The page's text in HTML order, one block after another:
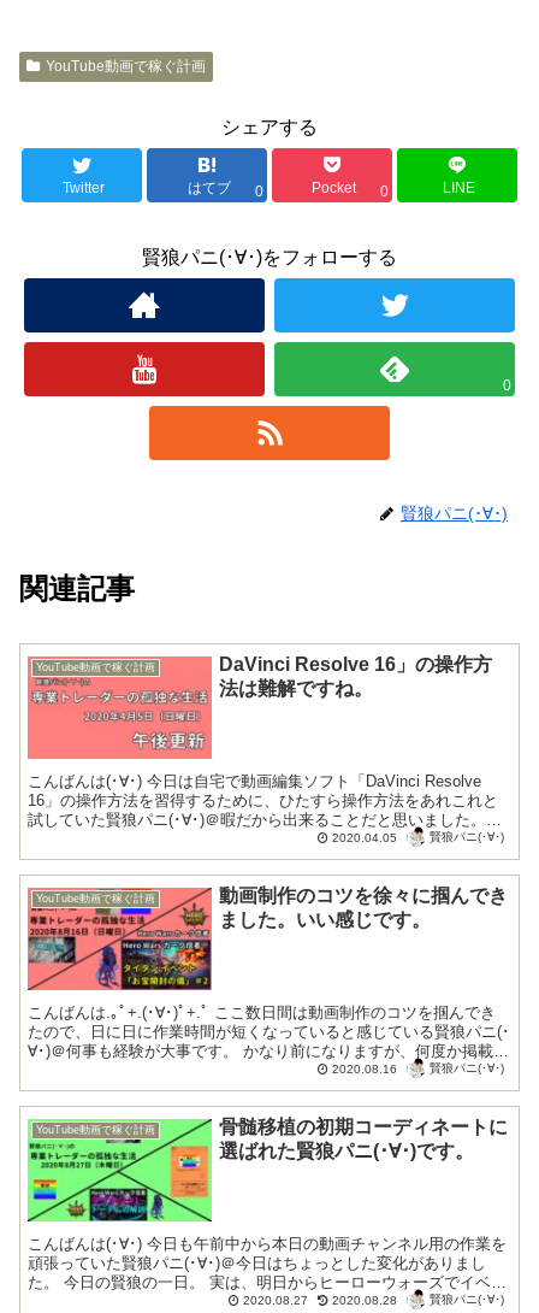
YouTube動画で稼ぐ計画
シェアする
Twitter はてブ 0 Pocket 0 LINE
賢狼パニ(･∀･)をフォローする
0
賢狼パニ(･∀･)
関連記事
YouTube動画で稼ぐ計画
DaVinci Resolve 16」の操作方
法は難解ですね。
こんばんは(･∀･) 今日は自宅で動画編集ソフト「DaVinci Resolve
16」の操作方法を習得するために、ひたすら操作方法をあれこれと
試していた賢狼パニ(･∀･)＠暇だから出来ることだと思いました。
2020.04.05 賢狼パニ(･∀･)
YouTube動画で稼ぐ計画
動画制作のコツを徐々に掴んでき
ました。いい感じです。
こんばんは.｡ﾟ+.(･∀･)ﾟ+.ﾟ ここ数日間は動画制作のコツを掴んでき
たので、日に日に作業時間が短くなっていると感じている賢狼パニ(･
∀･)＠何事も経験が大事です。 かなり前になりますが、何度か掲載し
2020.08.16 賢狼パニ(･∀･)
YouTube動画で稼ぐ計画
骨髄移植の初期コーディネートに
選ばれた賢狼パニ(･∀･)です。
こんばんは(･∀･) 今日も午前中から本日の動画チャンネル用の作業を
頑張っていた賢狼パニ(･∀･)＠今日はちょっとした変化がありまし
た。 今日の賢狼の一日。 実は、明日からヒーローウォーズでイベン
トが開催される可能性が高い...2020.08.27 2020.08.28 賢狼パニ(･∀･)